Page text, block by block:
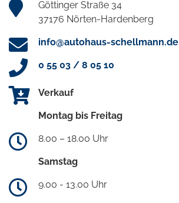
Göttinger Straße 34
37176 Nörten-Hardenberg
info@autohaus-schellmann.de
0 55 03 / 8 05 10
Verkauf
Montag bis Freitag
8.00 – 18.00 Uhr
Samstag
9.00 - 13.00 Uhr